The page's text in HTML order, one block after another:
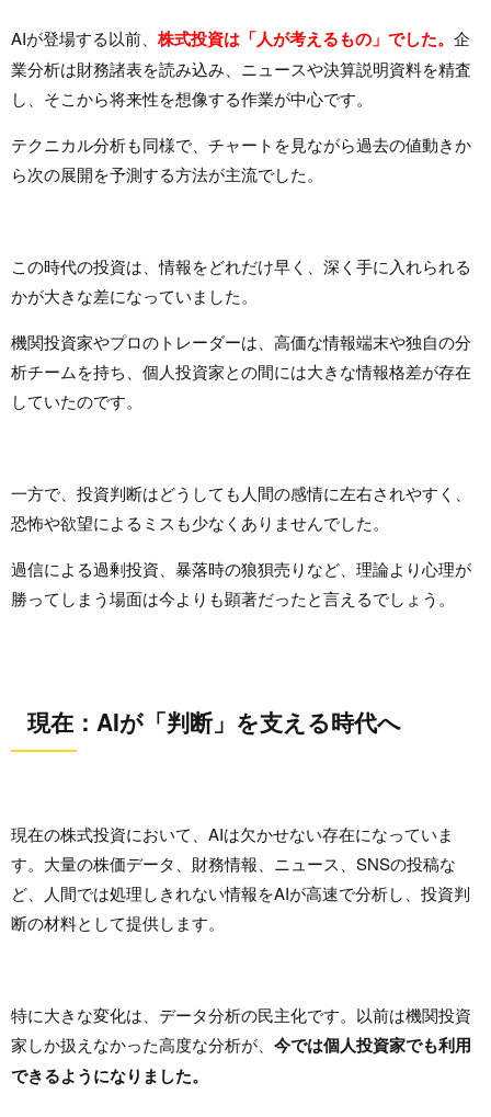
AIが登場する以前、 株式投資は「人が考えるもの」でした。 企
業分析は財務諸表を読み込み、ニュースや決算説明資料を精査
し、そこから将来性を想像する作業が中心です。
テクニカル分析も同様で、チャートを見ながら過去の値動きか
ら次の展開を予測する方法が主流でした。
この時代の投資は、情報をどれだけ早く、深く手に入れられる
かが大きな差になっていました。
機関投資家やプロのトレーダーは、高価な情報端末や独自の分
析チームを持ち、個人投資家との間には大きな情報格差が存在
していたのです。
一方で、投資判断はどうしても人間の感情に左右されやすく、
恐怖や欲望によるミスも少なくありませんでした。
過信による過剰投資、暴落時の狼狽売りなど、理論より心理が
勝ってしまう場面は今よりも顕著だったと言えるでしょう。
現在：AIが「判断」を支える時代へ
現在の株式投資において、AIは欠かせない存在になっていま
す。大量の株価データ、財務情報、ニュース、SNSの投稿な
ど、人間では処理しきれない情報をAIが高速で分析し、投資判
断の材料として提供します。
特に大きな変化は、データ分析の民主化です。以前は機関投資
家しか扱えなかった高度な分析が、 今では個人投資家でも利用
できるようになりました。